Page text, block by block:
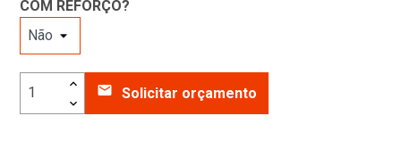
COM REFORÇO?
email Solicitar orçamento